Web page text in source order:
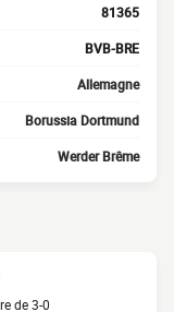
81365
BVB-BRE
Allemagne
Borussia Dortmund
Werder Brême
de 3-0